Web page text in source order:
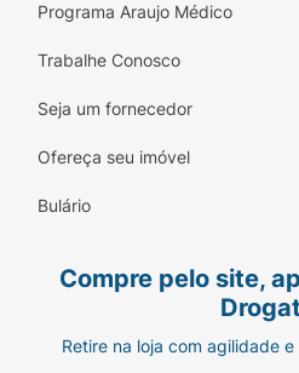
Programa Araujo Médico
Trabalhe Conosco
Seja um fornecedor
Ofereça seu imóvel
Bulário
Compre pelo site,
Retire na loja com agilidade